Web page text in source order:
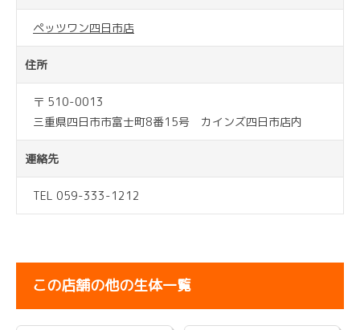
ペッツワン四日市店
住所
〒 510-0013
三重県四日市市富士町8番15号 カインズ四日市店内
連絡先
TEL 059-333-1212
この店舗の他の生体一覧